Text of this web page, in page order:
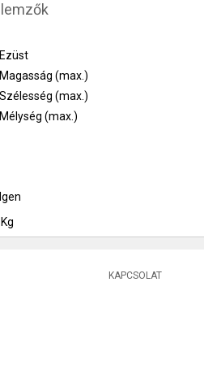
Ezüst
Magasság (max.)
Szélesség (max.)
Mélység (max.)
Igen
KAPCSOLAT